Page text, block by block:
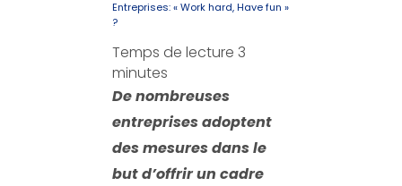
Entreprises: « Work hard, Have fun »
?
Temps de lecture 3
minutes
De nombreuses
entreprises adoptent
des mesures dans le
but d’offrir un cadre